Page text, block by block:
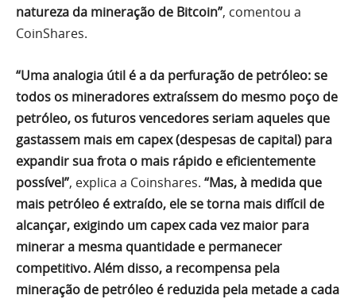
natureza da mineração de Bitcoin”, comentou a
CoinShares.
“Uma analogia útil é a da perfuração de petróleo: se
todos os mineradores extraíssem do mesmo poço de
petróleo, os futuros vencedores seriam aqueles que
gastassem mais em capex (despesas de capital) para
expandir sua frota o mais rápido e eficientemente
possível”, explica a Coinshares. “Mas, à medida que
mais petróleo é extraído, ele se torna mais difícil de
alcançar, exigindo um capex cada vez maior para
minerar a mesma quantidade e permanecer
competitivo. Além disso, a recompensa pela
mineração de petróleo é reduzida pela metade a cada